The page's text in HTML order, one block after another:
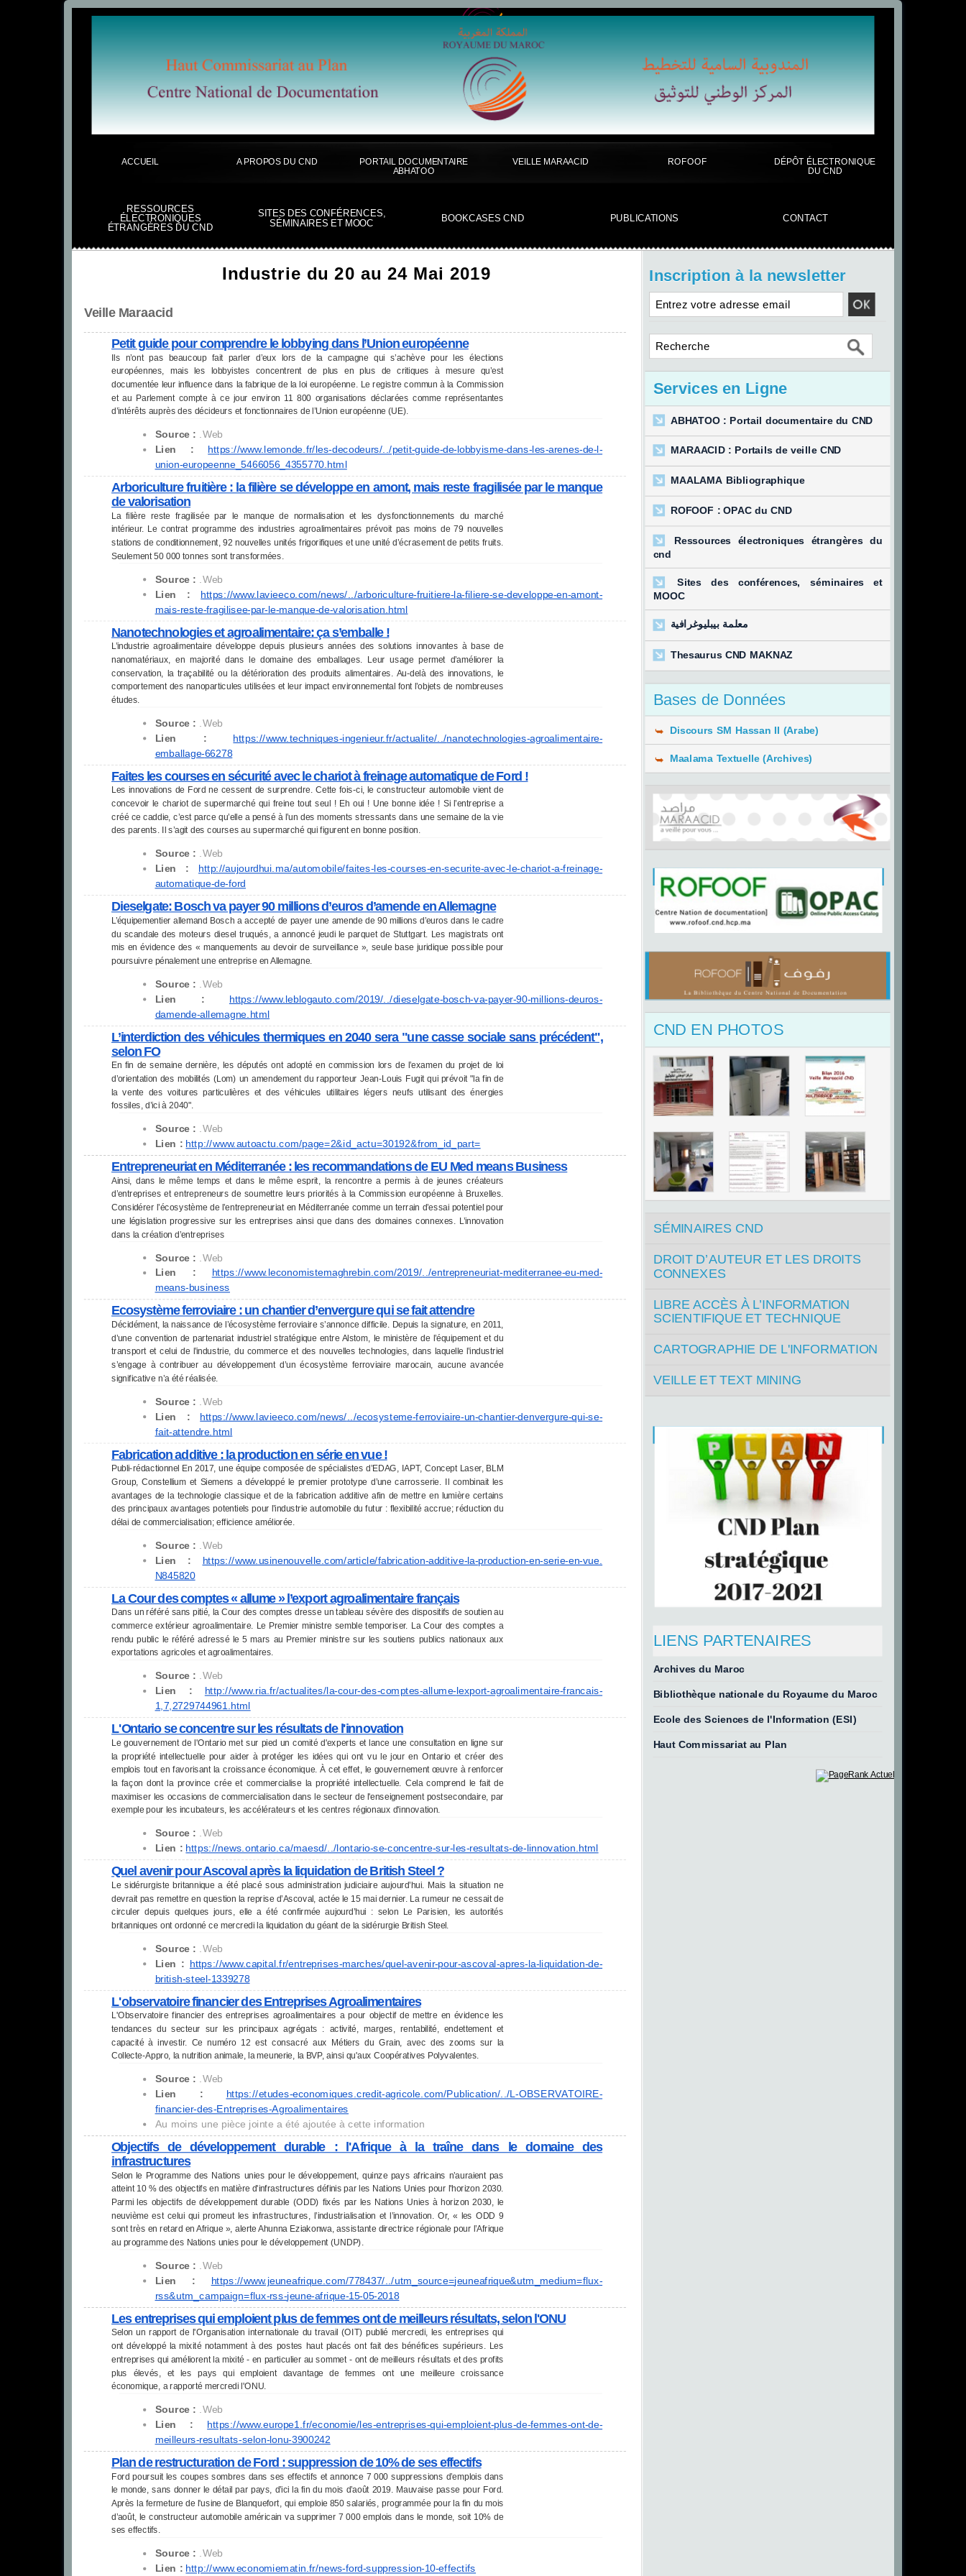
ACCUEIL A PROPOS DU CND PORTAIL DOCUMENTAIRE
ABHATOO
VEILLE MARAACID ROFOOF DÉPÔT ÉLECTRONIQUE
DU CND
RESSOURCES
ÉLECTRONIQUES
ÉTRANGÈRES DU CND
SITES DES CONFÉRENCES,
SÉMINAIRES ET MOOC
BOOKCASES CND PUBLICATIONS CONTACT
Industrie du 20 au 24 Mai 2019
Veille Maraacid
Petit guide pour comprendre le lobbying dans l’Union européenne
Ils n’ont pas beaucoup fait parler d’eux lors de la campagne qui s’achève pour les élections
européennes, mais les lobbyistes concentrent de plus en plus de critiques à mesure qu’est
documentée leur influence dans la fabrique de la loi européenne. Le registre commun à la Commission
et au Parlement compte à ce jour environ 11 800 organisations déclarées comme représentantes
d’intérêts auprès des décideurs et fonctionnaires de l’Union européenne (UE).
Source : .Web
Lien : https://www.lemonde.fr/les-decodeurs/../petit-guide-de-lobbyisme-dans-les-arenes-de-l-
union-europeenne_5466056_ 4355770.html
Arboriculture fruitière : la filière se développe en amont, mais reste fragilisée par le manque
de valorisation
La filière reste fragilisée par le manque de normalisation et les dysfonctionnements du marché
intérieur. Le contrat programme des industries agroalimentaires prévoit pas moins de 79 nouvelles
stations de conditionnement, 92 nouvelles unités frigorifiques et une unité d’écrasement de petits fruits.
Seulement 50 000 tonnes sont transformées.
Source :
.Web
Lien : https://www.lavieeco.com/news/ ../arboriculture-fruitiere-la-filiere-se-developpe-en-amont-
mais-reste-fragilisee-par-le-manque-de-valorisation.html
Nanotechnologies et agroalimentaire: ça s’emballe !
L’industrie agroalimentaire développe depuis plusieurs années des solutions innovantes à base de
nanomatériaux, en majorité dans le domaine des emballages. Leur usage permet d’améliorer la
conservation, la traçabilité ou la détérioration des produits alimentaires. Au-delà des innovations, le
comportement des nanoparticules utilisées et leur impact environnemental font l’objets de nombreuses
études.
Source : .Web
Lien : https://www.techniques-ingenieur.fr/actualite/../nanotechnologies-agroalimentaire-
emballage-66278
Faites les courses en sécurité avec le chariot à freinage automatique de Ford !
Les innovations de Ford ne cessent de surprendre. Cette fois-ci, le constructeur automobile vient de
concevoir le chariot de supermarché qui freine tout seul ! Eh oui ! Une bonne idée ! Si l’entreprise a
créé ce caddie, c’est parce qu’elle a pensé à l’un des moments stressants dans une semaine de la vie
des parents. Il s’agit des courses au supermarché qui figurent en bonne position.
Source : .Web
Lien : http://aujourdhui.ma/automobile/faites-les-courses-en-securite-avec-le-chariot-a-freinage-
automatique-de-ford
Dieselgate: Bosch va payer 90 millions d’euros d’amende en Allemagne
L’équipementier allemand Bosch a accepté de payer une amende de 90 millions d’euros dans le cadre
du scandale des moteurs diesel truqués, a annoncé jeudi le parquet de Stuttgart. Les magistrats ont
mis en évidence des « manquements au devoir de surveillance », seule base juridique possible pour
poursuivre pénalement une entreprise en Allemagne.
Source : .Web
Lien : https://www.leblogauto.com/2019/../dieselgate-bosch-va-payer-90-millions-deuros-
damende-allemagne.html
L’interdiction des véhicules thermiques en 2040 sera "une casse sociale sans précédent",
selon FO
En fin de semaine dernière, les députés ont adopté en commission lors de l’examen du projet de loi
d’orientation des mobilités (Lom) un amendement du rapporteur Jean-Louis Fugit qui prévoit "la fin de
la vente des voitures particulières et des véhicules utilitaires légers neufs utilisant des énergies
fossiles, d’ici à 2040".
Source : .Web
Lien : http://www.autoactu.com/page=2&id_actu=30192&from_id_part=
Entrepreneuriat en Méditerranée : les recommandations de EU Med means Business
Ainsi, dans le même temps et dans le même esprit, la rencontre a permis à de jeunes créateurs
d’entreprises et entrepreneurs de soumettre leurs priorités à la Commission européenne à Bruxelles.
Considérer l’écosystème de l’entrepreneuriat en Méditerranée comme un terrain d’essai potentiel pour
une législation progressive sur les entreprises ainsi que dans des domaines connexes. L’innovation
dans la création d’entreprises
Source :
.Web
Lien : https://www.leconomistemaghrebin.com/2019/../entrepreneuriat-mediterranee-eu-med-
means-business
Ecosystème ferroviaire : un chantier d’envergure qui se fait attendre
Décidément, la naissance de l’écosystème ferroviaire s’annonce difficile. Depuis la signature, en 2011,
d’une convention de partenariat industriel stratégique entre Alstom, le ministère de l’équipement et du
transport et celui de l’industrie, du commerce et des nouvelles technologies, dans laquelle l’industriel
s’engage à contribuer au développement d’un écosystème ferroviaire marocain, aucune avancée
significative n’a été réalisée.
Source :
.Web
Lien : https://www.lavieeco.com/news/ ../ecosysteme-ferroviaire-un-chantier-denvergure-qui-se-
fait-attendre.html
Fabrication additive : la production en série en vue !
Publi-rédactionnel En 2017, une équipe composée de spécialistes d’EDAG, IAPT, Concept Laser, BLM
Group, Constellium et Siemens a développé le premier prototype d’une carrosserie. Il combinait les
avantages de la technologie classique et de la fabrication additive afin de mettre en lumière certains
des principaux avantages potentiels pour l’industrie automobile du futur : flexibilité accrue; réduction du
délai de commercialisation; efficience améliorée.
Source : .Web
Lien : https://www.usinenouvelle.com/article/fabrication-additive-la-production-en-serie-en-vue.
N845820
La Cour des comptes « allume » l’export agroalimentaire français
Dans un référé sans pitié, la Cour des comptes dresse un tableau sévère des dispositifs de soutien au
commerce extérieur agroalimentaire. Le Premier ministre semble temporiser. La Cour des comptes a
rendu public le référé adressé le 5 mars au Premier ministre sur les soutiens publics nationaux aux
exportations agricoles et agroalimentaires.
Source : .Web
Lien : http://www.ria.fr/actualites/la-cour-des-comptes-allume-lexport-agroalimentaire-francais-
1,7,2729744961.html
L'Ontario se concentre sur les résultats de l'innovation
Le gouvernement de l'Ontario met sur pied un comité d'experts et lance une consultation en ligne sur
la propriété intellectuelle pour aider à protéger les idées qui ont vu le jour en Ontario et créer des
emplois tout en favorisant la croissance économique. À cet effet, le gouvernement œuvre à renforcer
la façon dont la province crée et commercialise la propriété intellectuelle. Cela comprend le fait de
maximiser les occasions de commercialisation dans le secteur de l'enseignement postsecondaire, par
exemple pour les incubateurs, les accélérateurs et les centres régionaux d'innovation.
Source : .Web
Lien : https://news.ontario.ca/maesd/../lontario-se-concentre-sur-les-resultats-de-linnovation.html
Quel avenir pour Ascoval après la liquidation de British Steel ?
Le sidérurgiste britannique a été placé sous administration judiciaire aujourd’hui. Mais la situation ne
devrait pas remettre en question la reprise d’Ascoval, actée le 15 mai dernier. La rumeur ne cessait de
circuler depuis quelques jours, elle a été confirmée aujourd’hui : selon Le Parisien, les autorités
britanniques ont ordonné ce mercredi la liquidation du géant de la sidérurgie British Steel.
Source : .Web
Lien : https://www.capital.fr/entreprises-marches/quel-avenir-pour-ascoval-apres-la-liquidation-de-
british-steel-1339278
L'observatoire financier des Entreprises Agroalimentaires
L'Observatoire financier des entreprises agroalimentaires a pour objectif de mettre en évidence les
tendances du secteur sur les principaux agrégats : activité, marges, rentabilité, endettement et
capacité à investir. Ce numéro 12 est consacré aux Métiers du Grain, avec des zooms sur la
Collecte-Appro, la nutrition animale, la meunerie, la BVP, ainsi qu'aux Coopératives Polyvalentes.
Source : .Web
Lien : https://etudes-economiques.credit-agricole.com/Publication/../L-OBSERVATOIRE-
financier-des-Entreprises-Agroalimentaires
Au moins une pièce jointe a été ajoutée à cette information
Objectifs de développement durable : l'Afrique à la traîne dans le domaine des
infrastructures
Selon le Programme des Nations unies pour le développement, quinze pays africains n’auraient pas
atteint 10 % des objectifs en matière d'infrastructures définis par les Nations Unies pour l'horizon 2030.
Parmi les objectifs de développement durable (ODD) fixés par les Nations Unies à horizon 2030, le
neuvième est celui qui promeut les infrastructures, l’industrialisation et l’innovation. Or, « les ODD 9
sont très en retard en Afrique », alerte Ahunna Eziakonwa, assistante directrice régionale pour l’Afrique
au programme des Nations unies pour le développement (UNDP).
Source : .Web
Lien : https://www.jeuneafrique.com/778437/../utm_source=jeuneafrique&utm_medium=flux-
rss&utm_campaign=flux-rss-jeune-afrique-15-05-2018
Les entreprises qui emploient plus de femmes ont de meilleurs résultats, selon l'ONU
Selon un rapport de l'Organisation internationale du travail (OIT) publié mercredi, les entreprises qui
ont développé la mixité notamment à des postes haut placés ont fait des bénéfices supérieurs. Les
entreprises qui améliorent la mixité - en particulier au sommet - ont de meilleurs résultats et des profits
plus élevés, et les pays qui emploient davantage de femmes ont une meilleure croissance
économique, a rapporté mercredi l'ONU.
Source : .Web
Lien : https://www.europe1.fr/economie/les-entreprises-qui-emploient-plus-de-femmes-ont-de-
meilleurs-resultats-selon-lonu-3900242
Plan de restructuration de Ford : suppression de 10% de ses effectifs
Ford poursuit les coupes sombres dans ses effectifs et annonce 7 000 suppressions d’emplois dans
le monde, sans donner le détail par pays, d’ici la fin du mois d’août 2019. Mauvaise passe pour Ford.
Après la fermeture de l'usine de Blanquefort, qui emploie 850 salariés, programmée pour la fin du mois
d’août, le constructeur automobile américain va supprimer 7 000 emplois dans le monde, soit 10% de
ses effectifs.
Source : .Web
Lien : http://www.economiematin.fr/news-ford-suppression-10-effectifs
Inscription à la newsletter
Services en Ligne
ABHATOO : Portail documentaire du CND
MARAACID : Portails de veille CND
MAALAMA Bibliographique
ROFOOF : OPAC du CND
Ressources électroniques étrangères du
cnd
Sites des conférences, séminaires et
MOOC
معلمة بيبليوغرافية
Thesaurus CND MAKNAZ
Bases de Données
Discours SM Hassan II (Arabe)
Maalama Textuelle (Archives)
CND EN PHOTOS
SÉMINAIRES CND
DROIT D’AUTEUR ET LES DROITS
CONNEXES
LIBRE ACCÈS À L’INFORMATION
SCIENTIFIQUE ET TECHNIQUE
CARTOGRAPHIE DE L'INFORMATION
VEILLE ET TEXT MINING
LIENS PARTENAIRES
Archives du Maroc
Bibliothèque nationale du Royaume du Maroc
Ecole des Sciences de l'Information (ESI)
Haut Commissariat au Plan